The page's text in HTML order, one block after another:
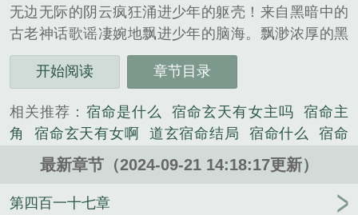
无边无际的阴云疯狂涌进少年的躯壳！来自黑暗中的
古老神话歌谣凄婉地飘进少年的脑海。飘渺浓厚的黑
色墨迹犹如鬼魅在他周身舞蹈。无数窃窃私语夹杂着
高声欢呼，空冥中仿佛看见无数奇怪的生灵在朝他膜
地高呼！北方真武玄天上帝！北方真武玄天上帝！！
北方真武玄天上帝！！！...
《宿命玄天》是羲和君精心创作的玄幻修真类小说。
开始阅读 章节目录
相关推荐： 宿命是什么 宿命玄天有女主吗
宿命主
角
宿命玄天有女啊 道玄宿命结局 宿命什么
宿命
玄天女主 宿命诀 宿命是什么意思呀 宿命玄天简
宿命玄天 奇书网 宿命en
宿命论
是真的吗
宿命指什么
宿命论是不是
最新章节（2024-09-21 14:18:17更新）
第四百一十七章